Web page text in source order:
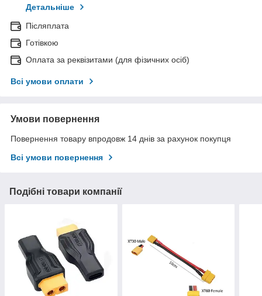
Детальніше
Післяплата
Готівкою
Оплата за реквізитами (для фізичних осіб)
Всі умови оплати
Умови повернення
Повернення товару впродовж 14 днів за рахунок покупця
Всі умови повернення
Подібні товари компанії